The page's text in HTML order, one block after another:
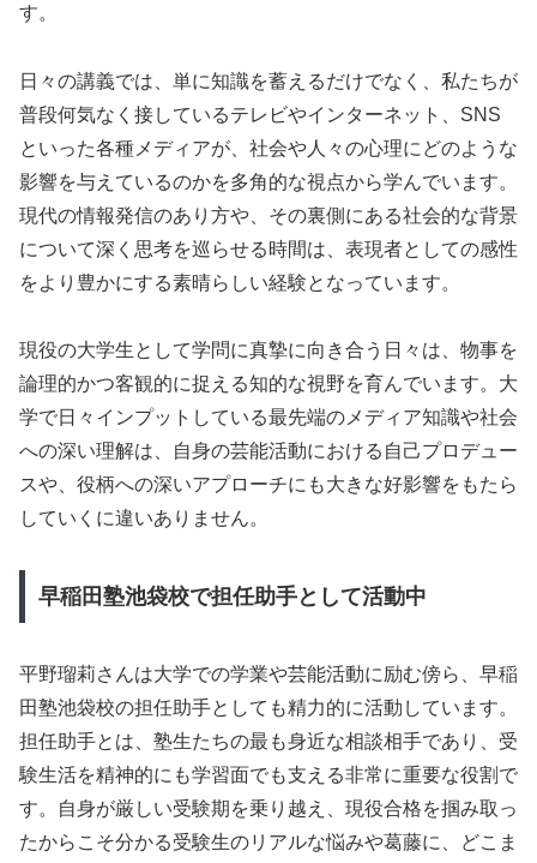
す。
日々の講義では、単に知識を蓄えるだけでなく、私たちが
普段何気なく接しているテレビやインターネット、SNS
といった各種メディアが、社会や人々の心理にどのような
影響を与えているのかを多角的な視点から学んでいます。
現代の情報発信のあり方や、その裏側にある社会的な背景
について深く思考を巡らせる時間は、表現者としての感性
をより豊かにする素晴らしい経験となっています。
現役の大学生として学問に真摯に向き合う日々は、物事を
論理的かつ客観的に捉える知的な視野を育んでいます。大
学で日々インプットしている最先端のメディア知識や社会
への深い理解は、自身の芸能活動における自己プロデュー
スや、役柄への深いアプローチにも大きな好影響をもたら
していくに違いありません。
早稲田塾池袋校で担任助手として活動中
平野瑠莉さんは大学での学業や芸能活動に励む傍ら、早稲
田塾池袋校の担任助手としても精力的に活動しています。
担任助手とは、塾生たちの最も身近な相談相手であり、受
験生活を精神的にも学習面でも支える非常に重要な役割で
す。自身が厳しい受験期を乗り越え、現役合格を掴み取っ
たからこそ分かる受験生のリアルな悩みや葛藤に、どこま